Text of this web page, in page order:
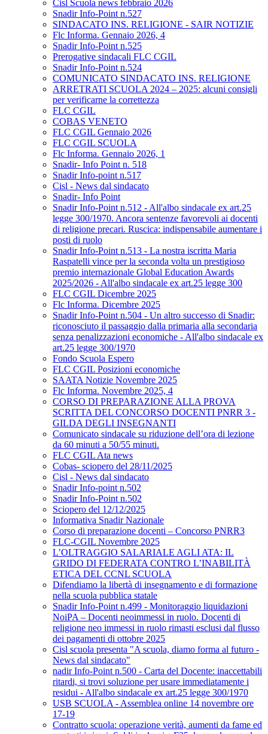
Cisl Scuola news febbraio 2026
Snadir Info-Point n.527
SINDACATO INS. RELIGIONE - SAIR NOTIZIE
Flc Informa. Gennaio 2026, 4
Snadir Info-Point n.525
Prerogative sindacali FLC CGIL
Snadir Info-Point n.524
COMUNICATO SINDACATO INS. RELIGIONE
ARRETRATI SCUOLA 2024 – 2025: alcuni consigli
per verificarne la correttezza
FLC CGIL
COBAS VENETO
FLC CGIL Gennaio 2026
FLC CGIL SCUOLA
Flc Informa. Gennaio 2026, 1
Snadir- Info Point n. 518
Snadir Info-point n.517
Cisl - News dal sindacato
Snadir- Info Point
Snadir Info-Point n.512 - All'albo sindacale ex art.25
legge 300/1970. Ancora sentenze favorevoli ai docenti
di religione precari. Ruscica: indispensabile aumentare i
posti di ruolo
Snadir Info-Point n.513 - La nostra iscritta Maria
Raspatelli vince per la seconda volta un prestigioso
premio internazionale Global Education Awards
2025/2026 - All'albo sindacale ex art.25 legge 300
FLC CGIL Dicembre 2025
Flc Informa. Dicembre 2025
Snadir Info-Point n.504 - Un altro successo di Snadir:
riconosciuto il passaggio dalla primaria alla secondaria
senza penalizzazioni economiche - All'albo sindacale ex
art.25 legge 300/1970
Fondo Scuola Espero
FLC CGIL Posizioni economiche
SAATA Notizie Novembre 2025
Flc Informa. Novembre 2025, 4
CORSO DI PREPARAZIONE ALLA PROVA
SCRITTA DEL CONCORSO DOCENTI PNRR 3 -
GILDA DEGLI INSEGNANTI
Comunicato sindacale su riduzione dell’ora di lezione
da 60 minuti a 50/55 minuti.
FLC CGIL Ata news
Cobas- sciopero del 28/11/2025
Cisl - News dal sindacato
Snadir Info-point n.502
Snadir Info-Point n.502
Sciopero del 12/12/2025
Informativa Snadir Nazionale
Corso di preparazione docenti – Concorso PNRR3
FLC-CGIL Novembre 2025
L’OLTRAGGIO SALARIALE AGLI ATA: IL
GRIDO DI FEDERATA CONTRO L’INABILITÀ
ETICA DEL CCNL SCUOLA
Difendiamo la libertà di insegnamento e di formazione
nella scuola pubblica statale
Snadir Info-Point n.499 - Monitoraggio liquidazioni
NoiPA – Docenti neoimmessi in ruolo. Docenti di
religione neo immessi in ruolo rimasti esclusi dal flusso
dei pagamenti di ottobre 2025
Cisl scuola presenta "A scuola, diamo forma al futuro -
News dal sindacato"
nadir Info-Point n.500 - Carta del Docente: inaccettabili
ritardi, si trovi soluzione per usare immediatamente i
residui - All'albo sindacale ex art.25 legge 300/1970
USB SCUOLA - Assemblea online 14 novembre ore
17-19
Contratto scuola: operazione verità, aumenti da fame ed